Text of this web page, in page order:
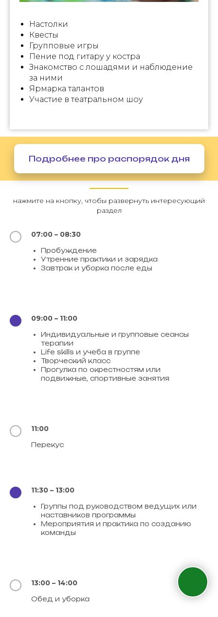
Настолки
Квесты
Групповые игры
Пение под гитару у костра
Знакомство с лошадями и наблюдение
за ними
Ярмарка талантов
Участие в театральном шоу
Подробнее про распорядок дня
нажмите на кнопку, чтобы развернуть интересующий
раздел
07:00 – 08:30
Пробуждение
Утренние практики и зарядка
Завтрак и уборка после еды
09:00 – 11:00
Индивидуальные и групповые сеансы
терапии
Life skills и учеба в группе
Творческий класс
Прогулка по окрестностям или
подвижные, спортивные занятия
11:00
Перекус
11:30 – 13:00
Группы под руководством ведущих или
наставников программы
Мероприятия и практика по созданию
команды
13:00 – 14:00
Обед и уборка